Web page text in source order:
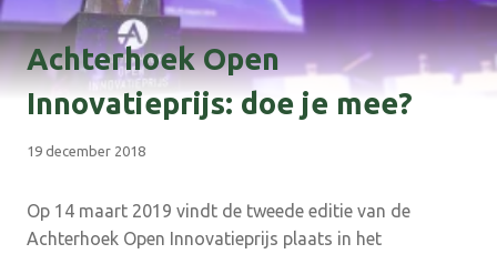
Achterhoek Open
Innovatieprijs: doe je mee?
19 december 2018
Op 14 maart 2019 vindt de tweede editie van de
Achterhoek Open Innovatieprijs plaats in het